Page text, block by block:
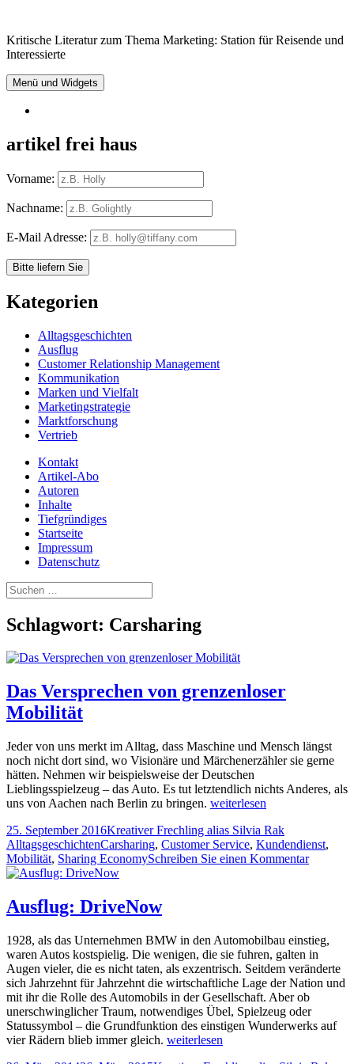
Inhalt
Kritische Literatur zum Thema Marketing: Station für Reisende und
Interessierte
Menü und Widgets
artikel frei haus
Vorname:
Nachname:
E-Mail Adresse:
Kategorien
Alltagsgeschichten
Ausflug
Customer Relationship Management
Kommunikation
Marken und Vielfalt
Marketingstrategie
Marktforschung
Vertrieb
Kontakt
Artikel-Abo
Autoren
Inhalte
Tiefgründiges
Startseite
Impressum
Datenschutz
Suchen
nach:
Schlagwort: Carsharing
Das Versprechen von grenzenloser
Mobilität
Jeder von uns merkt im Alltag, dass Maschine und Mensch längst
noch nicht dort sind, wo Visionäre und Märchenerzähler sie gerne
hätten. Nehmen wir beispielsweise der Deutschen
Lieblingsspielzeug – das Auto. Es tut letztendlich nichts Anderes, als
uns von Aachen nach Berlin zu bringen. Das
von
grenzenloser
Mobilität
weiterlesen
Veröffentlicht
am
25. September 2016Autor
Kreativer Frechling alias Silvia RakKategorien
AlltagsgeschichtenTags
Carsharing, Customer Service, Kundendienst,
Mobilität, Sharing EconomySchreiben Sie einen Kommentarzu
Ausflug: DriveNow
1928, als das Unternehmen BMW in den Automobilbau einstieg,
waren Autos kostspielig. Die wenigen, die sie fuhren, galten in
Augen vieler, die es nicht taten, als exzentrisch. Seitdem veränderte
sich Jahrzehnt für Jahrzehnt die wirtschaftliche Lage der Nation und
mit ihr die Rolle des Automobils in der Gesellschaft. Aber ob
unerschwinglicher Traum, notwendiges Übel, Spielzeug oder
Statussymbol – die Grundfunktion des einstigen Wunderwerks auf
vier Rädern blieb immer gleich. Ausflug:
weiterlesen